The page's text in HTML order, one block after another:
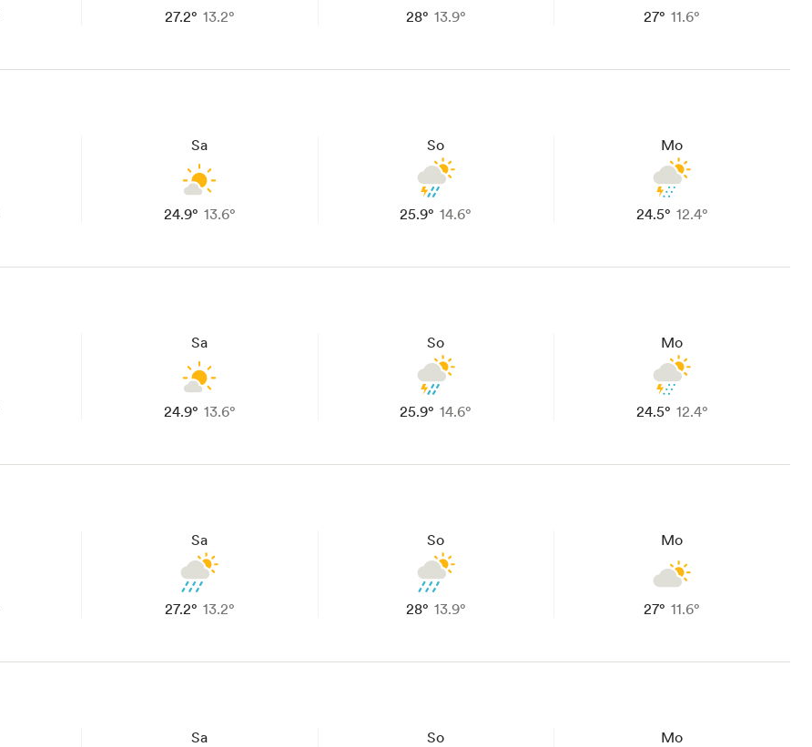
27.2° 13.2° 28° 13.9° 27° 11.6°
Sa
24.9° 13.6°
So
25.9° 14.6°
Mo
24.5° 12.4°
Sa
24.9° 13.6°
So
25.9° 14.6°
Mo
24.5° 12.4°
Sa
27.2° 13.2°
So
28° 13.9°
Mo
27° 11.6°
Sa So Mo